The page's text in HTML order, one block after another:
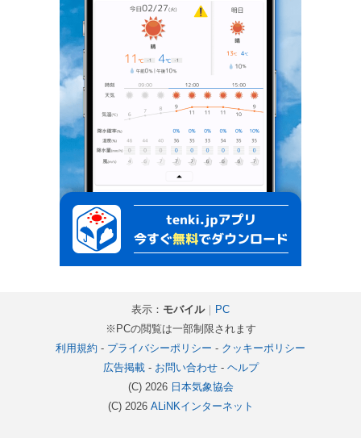
表示： モバイル｜ PC
※PCの閲覧は一部制限されます
利用規約 - プライバシーポリシー - クッキーポリシー
広告掲載- お問い合わせ- ヘルプ
(C) 2026 日本気象協会
(C) 2026 ALiNKインターネット